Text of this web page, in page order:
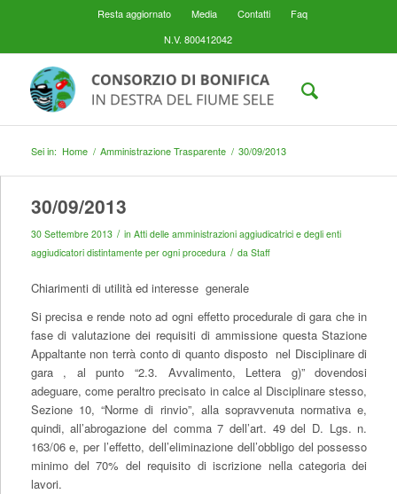
Resta aggiornato Media Contatti
Faq
N.V. 800412042
Sei in: Home / Amministrazione Trasparente / 30/09/2013
30/09/2013
30 Settembre 2013 / in Atti delle amministrazioni aggiudicatrici e degli enti
aggiudicatori distintamente per ogni procedura / da Staff
Chiarimenti di utilità ed interesse generale
Si precisa e rende noto ad ogni effetto procedurale di gara che in
fase di valutazione dei requisiti di ammissione questa Stazione
Appaltante non terrà conto di quanto disposto nel Disciplinare di
gara , al punto “2.3. Avvalimento, Lettera g)” dovendosi
adeguare, come peraltro precisato in calce al Disciplinare stesso,
Sezione 10, “Norme di rinvio”, alla sopravvenuta normativa e,
quindi, all’abrogazione del comma 7 dell’art. 49 del D. Lgs. n.
163/06 e, per l’effetto, dell’eliminazione dell’obbligo del possesso
minimo del 70% del requisito di iscrizione nella categoria dei
lavori.